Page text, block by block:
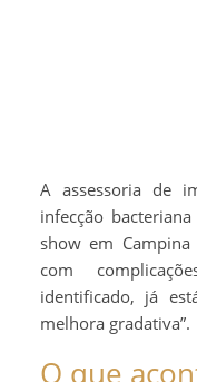
A assessoria de
infecção
show em
com
identificado, já
melhora gradativa”.
O que